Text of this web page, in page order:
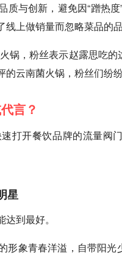
与创新，避免因“蹭热
上做销量而忽略菜品的
锅，粉丝表示赵露思吃
云南菌火锅，粉丝们纷
言？
打开餐饮品牌的流量阀
星
到最好。
形象青春洋溢，自带阳